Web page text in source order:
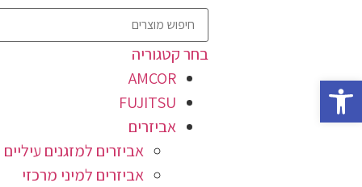
בחר קטגוריה
AMCOR
FUJITSU
אביזרים
אביזרים למזגנים עיליים
אביזרים למיני מרכזי
פתח סרגל נגישות